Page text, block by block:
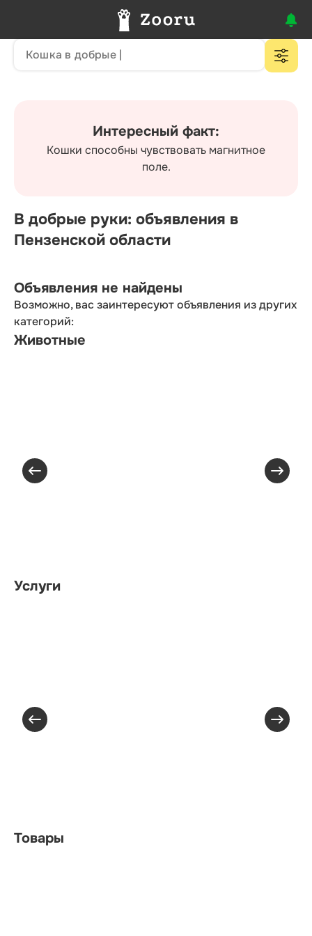
Интересный факт:
Кошки способны чувствовать магнитное
поле.
В добрые руки: объявления в
Пензенской области
Объявления не найдены
Возможно, вас заинтересуют объявления из других
категорий:
Животные
Услуги
Товары